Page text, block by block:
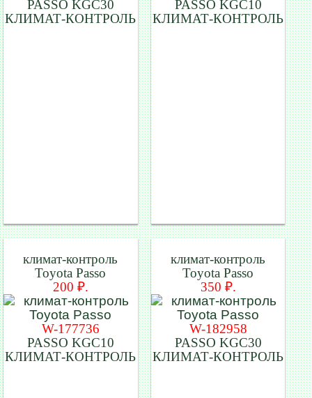
PASSO KGC30
КЛИМАТ-КОНТРОЛЬ
PASSO KGC10
КЛИМАТ-КОНТРОЛЬ
климат-контроль
Toyota Passo
200 ₽.
W-177736
PASSO KGC10
КЛИМАТ-КОНТРОЛЬ
климат-контроль
Toyota Passo
350 ₽.
W-182958
PASSO KGC30
КЛИМАТ-КОНТРОЛЬ